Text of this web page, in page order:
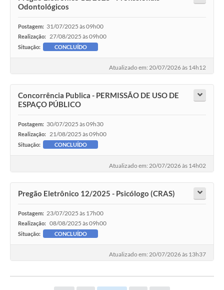
Odontológicos
Postagem: 31/07/2025 às 09h00
Realização: 27/08/2025 às 09h00
Situação: CONCLUÍDO
Atualizado em: 20/07/2026 às 14h12
Concorrência Publica - PERMISSÃO DE USO DE
ESPAÇO PÚBLICO
Postagem: 30/07/2025 às 09h30
Realização: 21/08/2025 às 09h00
Situação: CONCLUÍDO
Atualizado em: 20/07/2026 às 14h02
Pregão Eletrônico 12/2025 - Psicólogo (CRAS)
Postagem: 23/07/2025 às 17h00
Realização: 08/08/2025 às 09h00
Situação: CONCLUÍDO
Atualizado em: 20/07/2026 às 13h37